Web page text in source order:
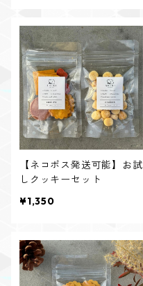
【ネコポス発送可能】お試
しクッキーセット
¥1,350